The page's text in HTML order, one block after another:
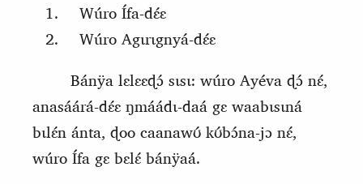
Wúro Ífa-dɛ́ɛ
Wúro Agɩrɩgnyá-dɛ́ɛ
Bánÿa lɛlɛɛɖɔ́ sɩsɩ: wúro Ayéva ɖɔ́ nɛ́,
anasáárá-dɛ́ɛ ŋmáádɩ-daá gɛ waabɩsɩná
bɩlɛ́n ánta, ɖoo caanawʊ́ kʊ́bɔ́na-jɔ nɛ́,
wúro Ífa gɛ bɛlɛ́ bánÿaá.